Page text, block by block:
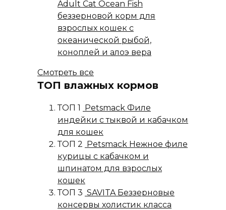
Adult Cat Ocean Fish
беззерновой корм для
взрослых кошек с
океанической рыбой,
коноплей и алоэ вера
Смотреть все
ТОП влажных кормов
ТОП 1 Petsmack Филе
индейки с тыквой и кабачком
для кошек
ТОП 2 Petsmack Нежное филе
курицы с кабачком и
шпинатом для взрослых
кошек
ТОП 3 SAVITA Беззерновые
консервы холистик класса